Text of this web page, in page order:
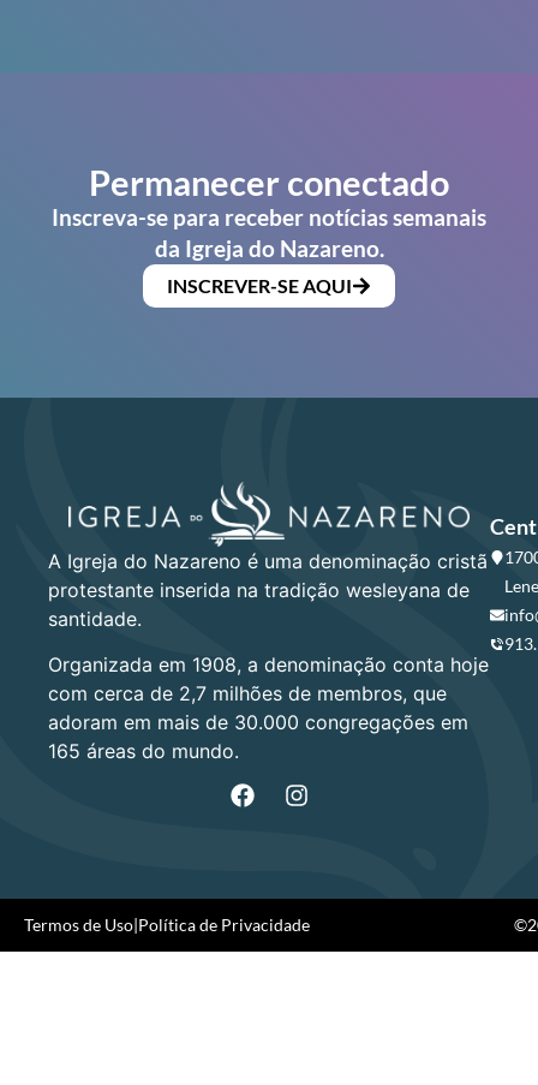
Permanecer conectado
Inscreva-se para receber notícias semanais
da Igreja do Nazareno.
INSCREVER-SE AQUI
A Igreja do Nazareno é uma denominação cristã
protestante inserida na tradição wesleyana de
santidade.
Organizada em 1908, a denominação conta hoje
com cerca de 2,7 milhões de membros, que
adoram em mais de 30.000 congregações em
165 áreas do mundo.
Termos de Uso|Política de Privacidade